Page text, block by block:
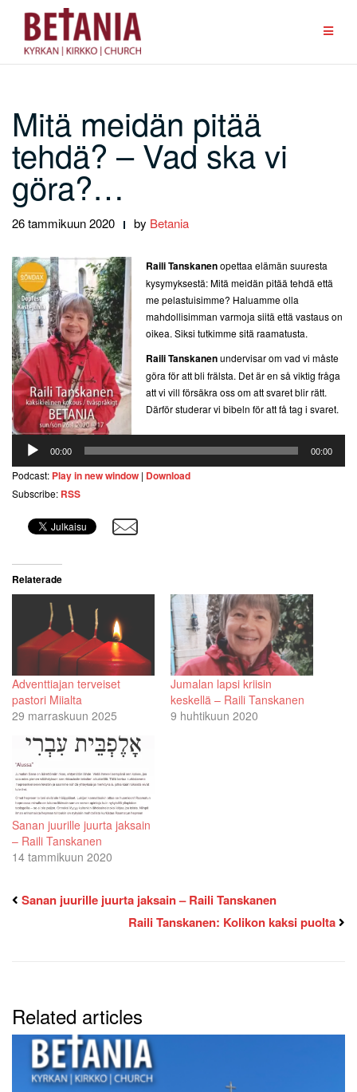
content
Mitä meidän pitää
tehdä? – Vad ska vi
göra?…
26 tammikuun 2020 by Betania
Raili Tanskanenopettaa elämän suuresta
kysymyksestä: Mitä meidän pitää tehdä että
me pelastuisimme? Haluamme olla
mahdollisimman varmoja siitä että vastaus on
oikea. Siksi tutkimme sitä raamatusta.
Raili Tanskanenundervisar om vad vi måste
göra för att bli frälsta. Det är en så viktig fråga
att vi vill försäkra oss om att svaret blir rätt.
Därför studerar vi bibeln för att få tag i svaret.
Äänitoistin
00:00 00:00
Podcast: Play in new window | Download
Subscribe: RSS
Relaterade
Adventtiajan terveiset
pastori Miialta
29 marraskuun 2025
Jumalan lapsi kriisin
keskellä – Raili Tanskanen
9 huhtikuun 2020
Sanan juurille juurta jaksain
– Raili Tanskanen
14 tammikuun 2020
Sanan juurille juurta jaksain – Raili Tanskanen
Raili Tanskanen: Kolikon kaksi puolta
Related articles